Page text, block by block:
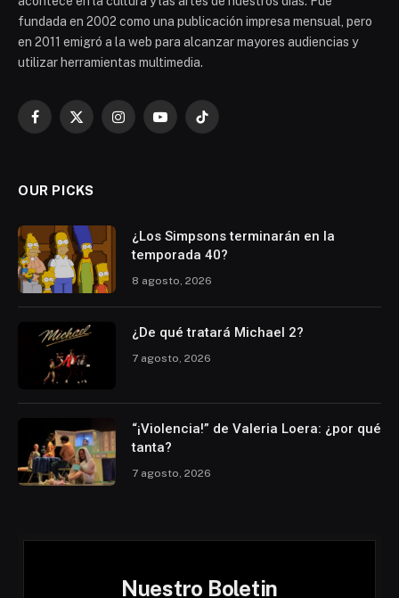
fundada en 2002 como una publicación impresa mensual, pero
en 2011 emigró a la web para alcanzar mayores audiencias y
utilizar herramientas multimedia.
Facebook
X
InstagramYouTubeTikTok
OUR PICKS
¿Los Simpsons terminarán en la
temporada 40?
8 agosto, 2026
¿De qué tratará Michael 2?
7 agosto, 2026
“¡Violencia!” de Valeria Loera: ¿por qué
tanta?
7 agosto, 2026
Nuestro Boletin